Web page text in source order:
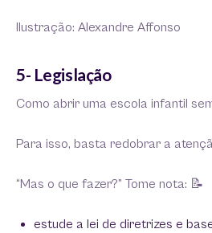
Ilustração: Alexandre Affonso
5- Legislação
Como abrir uma escola infantil
Para isso, basta redobrar a
“Mas o que fazer?” Tome nota: 📝
estude a lei de diretrizes e